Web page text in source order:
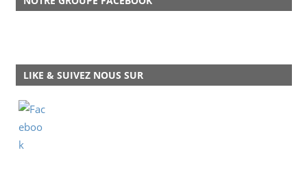
LIKE & SUIVEZ NOUS SUR